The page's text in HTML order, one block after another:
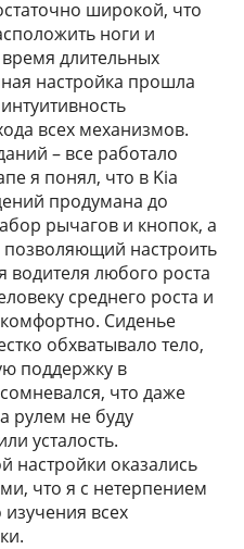
широкой, что
ноги и
длительных
настройка прошла
всех механизмов.
– все работало
я понял, что в Kia
продумана до
рычагов и кнопок, а
настроить
водителя любого роста
среднего роста и
Сиденье
обхватывало тело,
поддержку в
что даже
рулем не буду
усталость.
настройки оказались
что я с нетерпением
всех